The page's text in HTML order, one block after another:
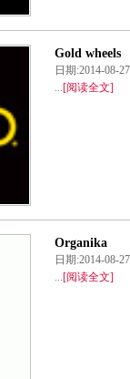
Gold wheels
日期:2014-
...[阅读全文]
Organika
日期:2014-
[阅读全文]